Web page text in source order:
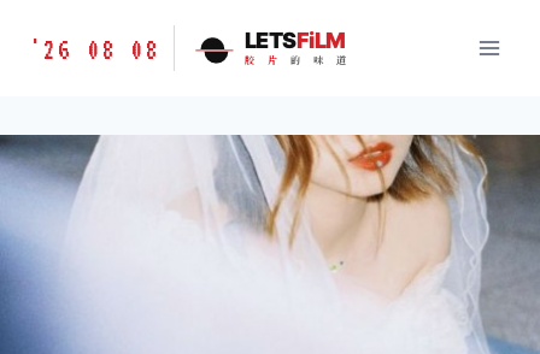
胶
味
道
LETSFILM
'26 08 08 LETSFiLM
胶 片 的 味 道